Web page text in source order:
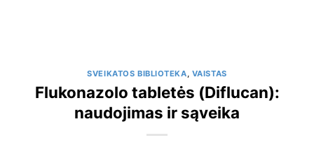
SVEIKATOS BIBLIOTEKA, VAISTAS
Flukonazolo tabletės (Diflucan):
naudojimas ir sąveika